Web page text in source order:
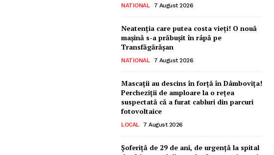
NATIONAL 7 August 2026
Neatenția care putea costa vieți! O nouă
mașină s-a prăbușit în râpă pe
Transfăgărășan
NATIONAL 7 August 2026
Mascații au descins în forță în Dâmbovița!
Percheziții de amploare la o rețea
suspectată că a furat cabluri din parcuri
fotovoltaice
LOCAL 7 August 2026
Șoferiță de 29 de ani, de urgență la spital